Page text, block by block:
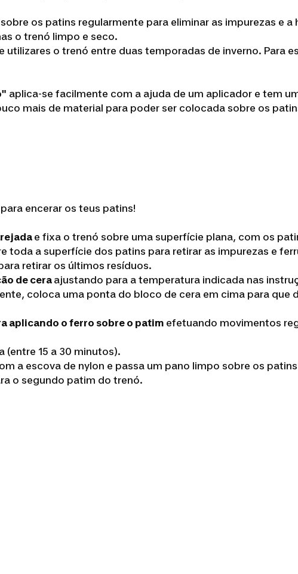
sobre os patins regularmente para eliminar as impurezas e
o trenó limpo e seco.
utilizares o trenó entre duas temporadas de inverno. Para
aplica-se facilmente com a ajuda de um aplicador e tem
mais de material para poder ser colocada sobre os
encerar os teus patins!
e fixa o trenó sobre uma superfície plana, com os
toda a superfície dos patins para retirar as impurezas e
retirar os últimos resíduos.
de ceraajustando para a temperatura indicada nas
coloca uma ponta do bloco de cera em cima para que
aplicando o ferro sobre o patim efetuando movimentos
(entre 15 a 30 minutos).
a escova de nylon e passa um pano limpo sobre os
o segundo patim do trenó.